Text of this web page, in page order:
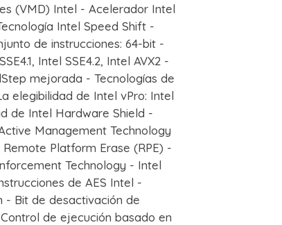
(VMD) Intel - Acelerador Intel
Intel Speed Shift -
de instrucciones: 64-bit -
Intel SSE4.2, Intel AVX2 -
mejorada - Tecnologías de
elegibilidad de Intel vPro: Intel
de Intel Hardware Shield -
Management Technology
Platform Erase (RPE) -
Technology - Intel
de AES Intel -
- Bit de desactivación de
de ejecución basado en